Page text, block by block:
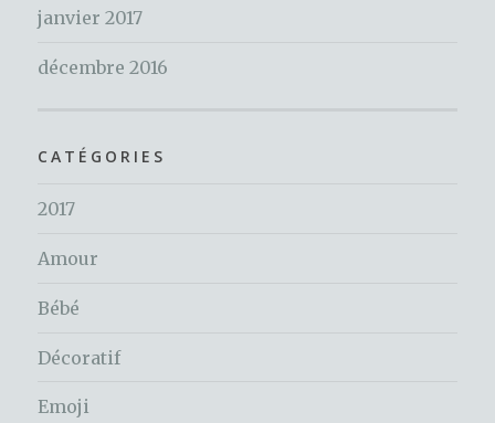
janvier 2017
décembre 2016
CATÉGORIES
2017
Amour
Bébé
Décoratif
Emoji